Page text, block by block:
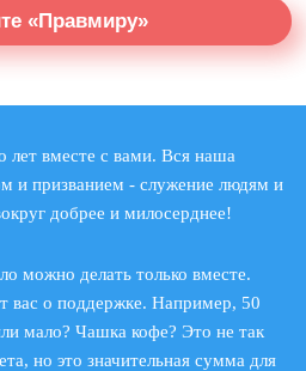
«Правмиру»
вместе с вами. Вся наша
и призванием - служение людям и
добрее и милосерднее!
можно делать только вместе.
вас о поддержке. Например, 50
мало? Чашка кофе? Это не так
но это значительная сумма для